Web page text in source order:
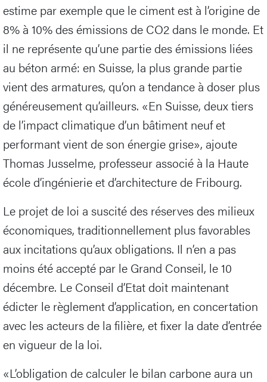
estime par exemple que le ciment est à l’origine de
8% à 10% des émissions de CO2 dans le monde. Et
il ne représente qu’une partie des émissions liées
au béton armé: en Suisse, la plus grande partie
vient des armatures, qu’on a tendance à doser plus
généreusement qu’ailleurs. «En Suisse, deux tiers
de l’impact climatique d’un bâtiment neuf et
performant vient de son énergie grise», ajoute
Thomas Jusselme, professeur associé à la Haute
école d’ingénierie et d’architecture de Fribourg.
Le projet de loi a suscité des réserves des milieux
économiques, traditionnellement plus favorables
aux incitations qu’aux obligations. Il n’en a pas
moins été accepté par le Grand Conseil, le 10
décembre. Le Conseil d’Etat doit maintenant
édicter le règlement d’application, en concertation
avec les acteurs de la filière, et fixer la date d’entrée
en vigueur de la loi.
«L’obligation de calculer le bilan carbone aura un